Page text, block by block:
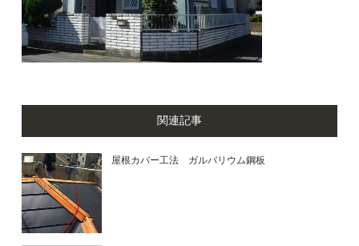
関連記事
屋根カバー工法 ガルバリウム鋼板